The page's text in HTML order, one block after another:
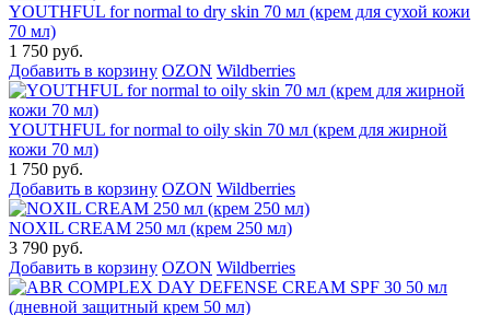
YOUTHFUL for normal to dry skin 70 мл (крем для сухой кожи
70 мл)
1 750 руб.
Добавить в корзину OZON Wildberries
YOUTHFUL for normal to oily skin 70 мл (крем для жирной
кожи 70 мл)
1 750 руб.
Добавить в корзину OZON Wildberries
NOXIL CREAM 250 мл (крем 250 мл)
3 790 руб.
Добавить в корзину OZON Wildberries